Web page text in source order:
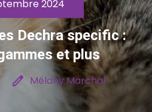
2024
Dechra specific :
et plus
edit Mélany Marchal